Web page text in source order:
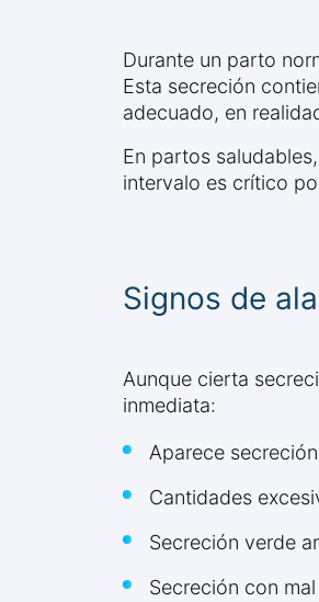
Durante un parto
Esta secreción
adecuado, en
En partos
intervalo es crítico
Signos de
Aunque cierta
inmediata:
Aparece
Cantidades
Secreción verde
Secreción con